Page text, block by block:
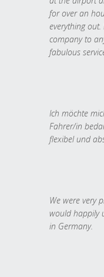
for over an
everything
company to
fabulous
Ich möchte
Fahrer/in
flexibel und
We were very
would happily
in Germany.